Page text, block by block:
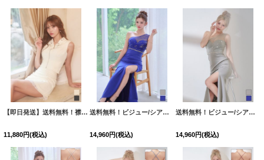
【即日発送】送料無料！襟付き/フロントジップ/ビジュー/レース/セットアップ/2ピース/ノースリーブ/Aライン/ミニドレス/キャバドレス【XS-Lサイズ/2カラー】[OF01]【SB】dzjvSK
11,880円(税込)
送料無料！ビジュー/シアー/ワンショル/無地/ストレッチ/タイト/スリット/ロングドレス/キャバドレス【S-Lサイズ/2カラー】[OF03]【YN】dzwvCA
14,960円(税込)
送料無料！ビジュー/シアー/ワンショル/無地/ストレッチ/タイト/スリット/ロングドレス/キャバドレス【S-Lサイズ/2カラー】[OF03]【YN】dzwvCA
14,960円(税込)